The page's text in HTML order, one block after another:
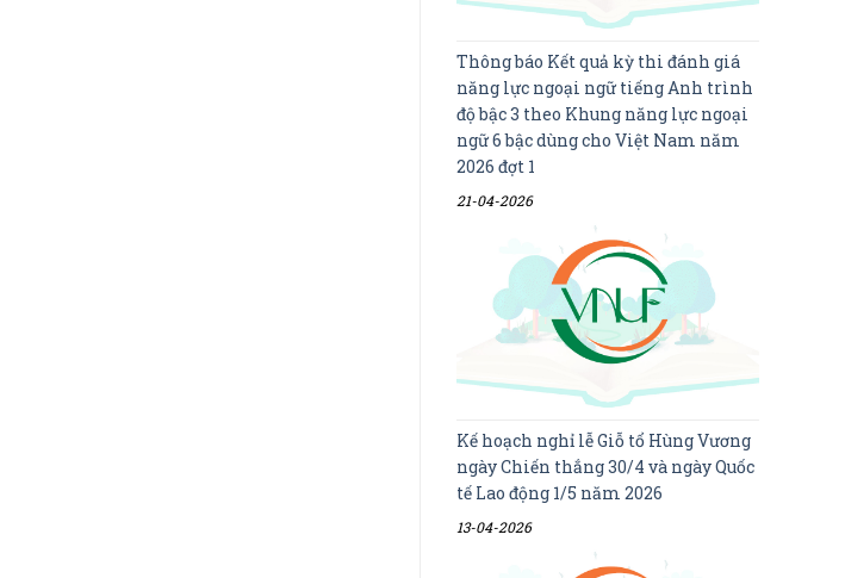
Thông báo Kết quả kỳ thi đánh giá
năng lực ngoại ngữ tiếng Anh trình
độ bậc 3 theo Khung năng lực ngoại
ngữ 6 bậc dùng cho Việt Nam năm
2026 đợt 1
21-04-2026
Kế hoạch nghỉ lễ Giỗ tổ Hùng Vương
ngày Chiến thắng 30/4 và ngày Quốc
tế Lao động 1/5 năm 2026
13-04-2026